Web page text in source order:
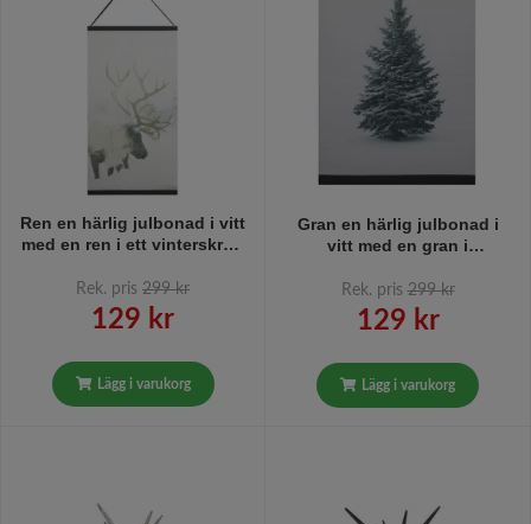
Ren en härlig julbonad i vitt
med en ren i ett vinterskrud
110 cm.
Rek. pris 299 kr
129 kr
Lägg i varukorg
Gran en härlig julbonad i
vitt med en gran i
mått 60 x 110 cm.
Rek. pris 299 kr
129 kr
Lägg i varukorg